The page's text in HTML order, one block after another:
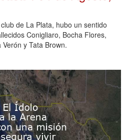
de La Plata, hubo un sentido
Conigliaro, Bocha Flores,
y Tata Brown.